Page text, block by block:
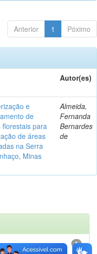
Anterior 1 Póximo
Autor(es)
e
de
florestais para
de áreas
na Serra
Minas
Almeida,
Fernanda
Bernardes
de
1